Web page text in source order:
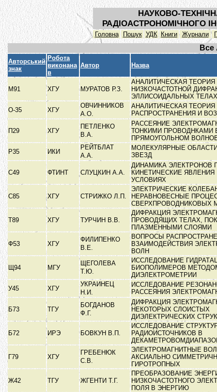
НАУКОВО-
РАДІОАСТРОНОМІЧНОГО
Головна Пошук УДК Книги Журнали
Все
Авторський
знак
Робота
виконана
в
Автор Назва
М91 ХГУ МУРАТОВ Р.З.
АНАЛИТИЧЕСКАЯ ТЕОРИЯ
НИЗКОЧАСТОТНОЙ
ЭЛЛИСОИДАЛЬНЫХ
О-35
ХГУ
ОВЧИННИКОВ
А.О.
АНАЛИТИЧЕСКАЯ
РАСПРОСТРАНЕНИЯ И
П29 ХГУ
ПЕТЛЕНКО
В.А.
РАССЕЯНИЕ
ТОНКИМИ ПРОВОДНКАМИ
ПРЯМОУГОЛЬНОМ
Р35
ИКИ
РЕЙТБЛАТ
А.А.
МОЛЕКУЛЯРНЫЕ
ЗВЕЗД
С49 ФТИНТ СЛУЦКИН А.А.
ДИНАМИКА ЭЛЕКТРОНОВ
КИНЕТИЧЕСКИЕ
УСЛОВИЯХ
С85 ХГУ СТРИЖКО Л.П.
ЭЛЕКТРИЧЕСКИЕ
НЕРАВНОВЕСНЫЕ
СВЕРХПРОВОДНИКОВЫХ
Т89 ХГУ ТУРЧИН В.В.
ДИФРАКЦИЯ
ПРОВОДЯЩИХ ТЕЛАХ,
ПЛАЗМЕННЫМИ СЛОЯМИ
Ф53 ХГУ
ФИЛИПЕНКО
В.Е.
ВОПРОСЫ
ВЗАИМОДЕЙСТВИЯ
ВОЛН
Щ94 МГУ
ЩЕГОЛЕВА
Т.Ю.
ИССЛЕДОВАНИЕ
БИОПОЛИМЕРОВ
ДИЭЛЕКТРОМЕТРИИ
У45
ХГУ
УКРАИНЕЦ
Н.И.
ИССЛЕДОВАНИЕ
РАССЕЯНИЯ
Б73 ТГУ
БОГДАНОВ
Ф.Г.
ДИФРАКЦИЯ
НЕКОТОРЫХ СЛОИСТЫХ
ДИЭЛЕКТРИЧЕСКИХ
Б72 ИРЭ БОВКУН В.П.
ИССЛЕДОВАНИЕ
РАДИОИСТОЧНИКОВ В
Г79 ХГУ
ГРЕБЕНЮК
С.В.
ЭЛЕКТРОМАГНИТНЫЕ
АКСИАЛЬНО
ГИРОТРОПНЫХ
Ж42 ТГУ ЖГЕНТИ Т.Г.
ПРЕОБРАЗОВАНИЕ
НИЗКОЧАСТОТНОГО
ПОЛЯ В ЭНЕРГИЮ